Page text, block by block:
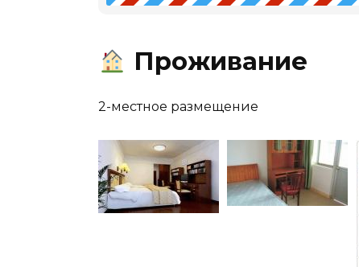
Проживание
2-местное размещение